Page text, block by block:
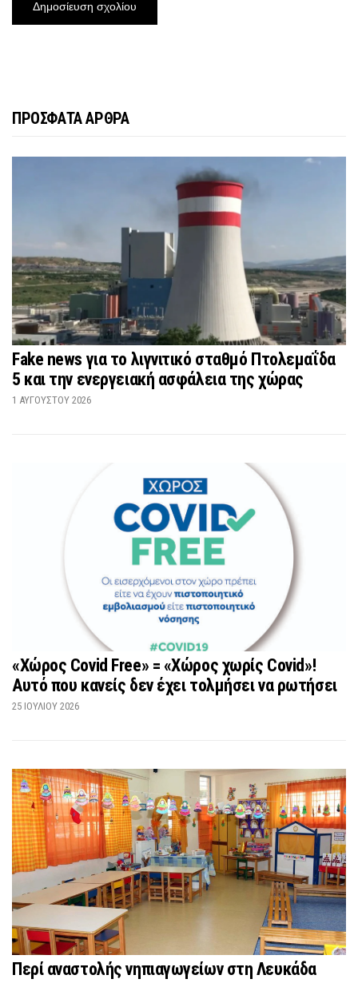
ΠΡΟΣΦΑΤΑ ΑΡΘΡΑ
Fake news για το λιγνιτικό σταθμό Πτολεμαΐδα
5 και την ενεργειακή ασφάλεια της χώρας
1 ΑΥΓΟΎΣΤΟΥ 2026
«Χώρος Covid Free» = «Χώρος χωρίς Covid»!
Αυτό που κανείς δεν έχει τολμήσει να ρωτήσει
25 ΙΟΥΛΊΟΥ 2026
Περί αναστολής νηπιαγωγείων στη Λευκάδα